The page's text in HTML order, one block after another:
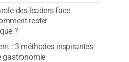
des leaders face
rester
?
: 3 méthodes inspirantes
gastronomie